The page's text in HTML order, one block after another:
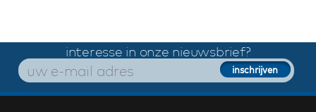
interesse in onze nieuwsbrief?